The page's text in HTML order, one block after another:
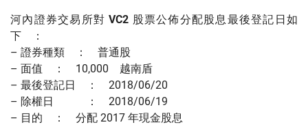
河內證券交易所對VC2 股票公佈分配股息最後登記日如
下 ：
– 證券種類 ： 普通股
– 面值 ： 10,000 越南盾
– 最後登記日 ： 2018/06/20
– 除權日 ： 2018/06/19
– 目的 ： 分配 2017 年現金股息